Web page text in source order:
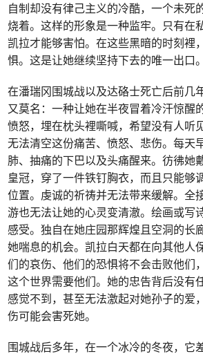
自制却没有律己主义的冷酷，一个未死
烧着。这样的形象是一种监牢。只有在
凯拉才能够害怕。在这些黑暗的时刻裡
惧。这是让她继续坚持下去的唯一出口。
在潘瑞冈围城战以及达硌士死亡后前几
又莫名：一种让她在半夜冒着冷汗惊醒
愤怒，埋在枕头裡嘶喊，希望没有人听
无法清空这份痛苦、愤怒、悲伤。每天
肺、抽痛的下巴以及头痛醒来。彷彿她
皇冠，穿了一件铁钉胸衣，而且只能够
位置。虔诚的祈祷并无法带来缓解。全
游也无法让她的心灵变清澈。绘画或写
感受。独自在她庄园那辉煌且空洞的长
她喘息的机会。凯拉白天都在向其他人
们的哀伤、他们的恐惧将不会击败他们
这个世界需要他们。她的忠告背后没有
感觉不到，甚至无法激起对她孙子的爱
伤可能会害死她。
围城战后多年，在一个冰冷的冬夜，它